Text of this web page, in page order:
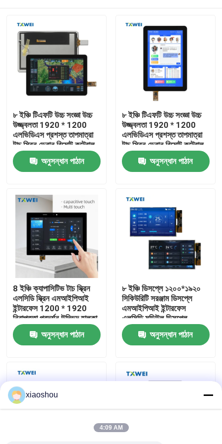
আমাদের সম্বন্ধে
কারখানা পরিদর্শন
গুণমান নিয়ন্ত্রণ
খবর
একটি উদ্ধৃতি অনুরোধ করুন
টিএফটি এলসিডি ডিসপ্লে
TFT LCD মডিউল
৮ ইঞ্চি টিএফটি উচ্চ সংজ্ঞা উচ্চ
উজ্জ্বলতা 1920 * 1200
এলভিডিএস প্রশস্ত তাপমাত্রা
টাচ স্ক্রিন ড্রোন রিমোট কন্ট্রোল
ডিসপ্লে স্ক্রিন
অনুসন্ধান পাঠান
৮ ইঞ্চি টিএফটি উচ্চ সংজ্ঞা উচ্চ
উজ্জ্বলতা 1920 * 1200
এলভিডিএস প্রশস্ত তাপমাত্রা
টাচ স্ক্রিন ড্রোন রিমোট কন্ট্রোল
ডিসপ্লে স্ক্রিন
অনুসন্ধান পাঠান
8 ইঞ্চি ক্যাপাসিটিভ টাচ স্ক্রিন
এলসিডি স্ক্রিন এমআইপিআই
ইন্টারফেস 1200 * 1920
নিরাপত্তা প্রদর্শন উদ্ভিদ হালকা
নিয়ন্ত্রণ প্রদর্শন মডিউল
অনুসন্ধান পাঠান
৮ ইঞ্চি ডিসপ্লে ১২০০*১৯২০
সিকিউরিটি সরঞ্জাম ডিসপ্লে
এমআইপিআই ইন্টারফেস
এলসিডি মডিউল ডিসপ্লে
অপশনাল টাচস্ক্রিন
অনুসন্ধান পাঠান
xiaoshou
4:09 AM